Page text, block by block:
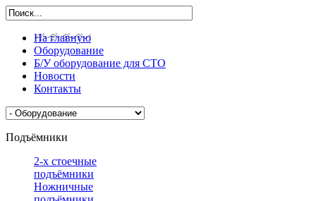
На главную
Оборудование
Б/У оборудование для СТО
Новости
Контакты
Подъёмники
2-х стоечные
подъёмники
Ножничные